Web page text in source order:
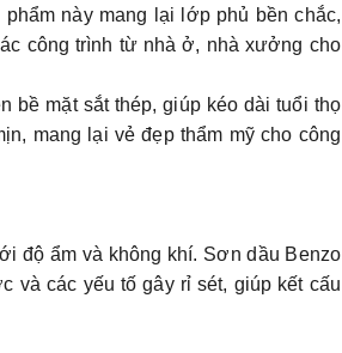
này mang lại lớp phủ bền chắc,
công trình từ nhà ở, nhà xưởng cho
bề mặt sắt thép, giúp kéo dài tuổi thọ
mang lại vẻ đẹp thẩm mỹ cho công
độ ẩm và không khí. Sơn dầu Benzo
và các yếu tố gây rỉ sét, giúp kết cấu